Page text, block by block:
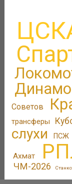
Динамо
Советов
трансферы
слухи
ПСЖ
Ахмат
ЧМ-2026